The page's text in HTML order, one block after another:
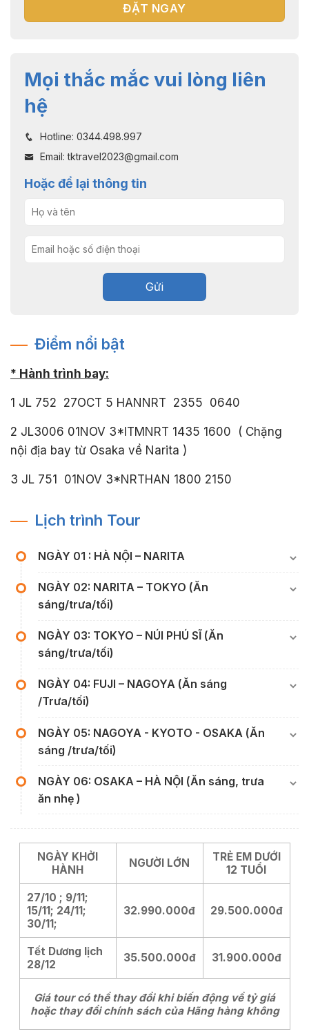
ĐẶT NGAY
Mọi thắc mắc vui lòng liên
hệ
Hotline: 0344.498.997
Email: tktravel2023@gmail.com
Hoặc để lại thông tin
Gửi
Điểm nổi bật
* Hành trình bay:
1 JL 752 27OCT 5 HANNRT 2355 0640
2 JL3006 01NOV 3*ITMNRT 1435 1600 ( Chặng
nội địa bay từ Osaka về Narita )
3 JL 751 01NOV 3*NRTHAN 1800 2150
Lịch trình Tour
NGÀY 01 : HÀ NỘI – NARITA
NGÀY 02: NARITA – TOKYO (Ăn
sáng/trưa/tối)
NGÀY 03: TOKYO – NÚI PHÚ SĨ (Ăn
sáng/trưa/tối)
NGÀY 04: FUJI – NAGOYA (Ăn sáng
/Trưa/tối)
NGÀY 05: NAGOYA - KYOTO - OSAKA (Ăn
sáng /trưa/tối)
NGÀY 06: OSAKA – HÀ NỘI (Ăn sáng, trưa
ăn nhẹ )
NGÀY KHỞI
HÀNH
NGƯỜI LỚN
TRẺ EM DƯỚI
12 TUỔI
27/10 ; 9/11;
15/11; 24/11;
30/11;
32.990.000đ 29.500.000đ
Tết Dương lịch
28/12
35.500.000đ 31.900.000đ
Giá tour có thể thay đổi khi biến động về tỷ giá
hoặc thay đổi chính sách của Hãng hàng không